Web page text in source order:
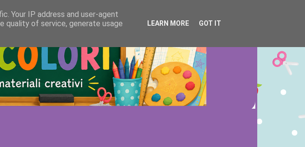
Your IP address and user-agent
quality of service, generate usage
LEARN MORE GOT IT